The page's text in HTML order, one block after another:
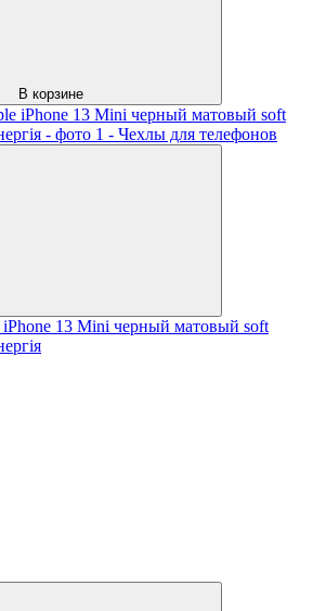
В корзине
iPhone 13 Mini черный матовый soft